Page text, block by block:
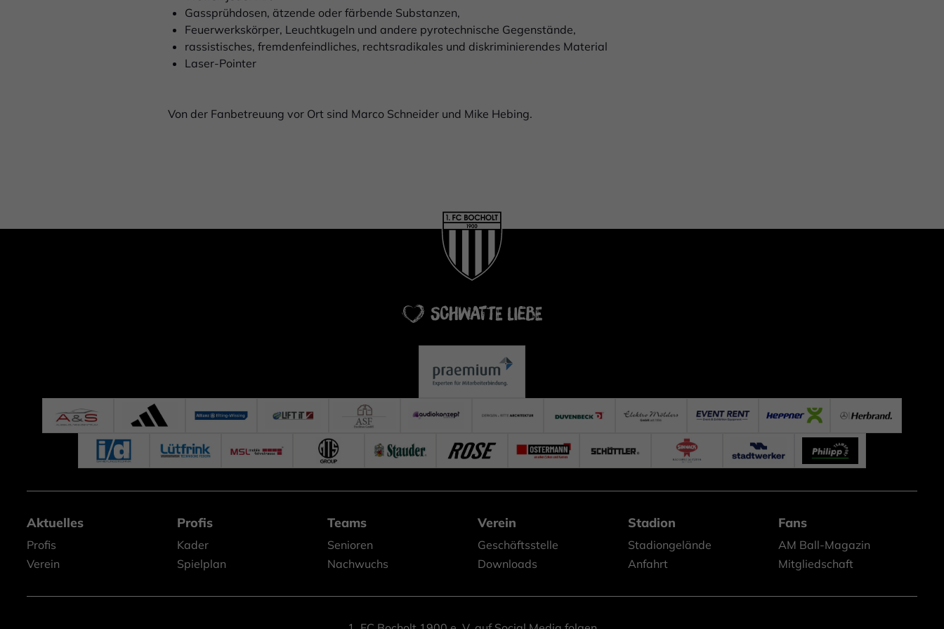
Gassprühdosen, ätzende oder färbende Substanzen,
Feuerwerkskörper, Leuchtkugeln und andere pyrotechnische Gegenstände,
rassistisches, fremdenfeindliches, rechtsradikales und diskriminierendes Material
Laser-Pointer
Von der Fanbetreuung vor Ort sind Marco Schneider und Mike Hebing.
Aktuelles
Profis
Verein
Profis
Kader
Spielplan
Teams
Senioren
Nachwuchs
Verein
Geschäftsstelle
Downloads
Stadion
Stadiongelände
Anfahrt
Fans
AM Ball-Magazin
Mitgliedschaft